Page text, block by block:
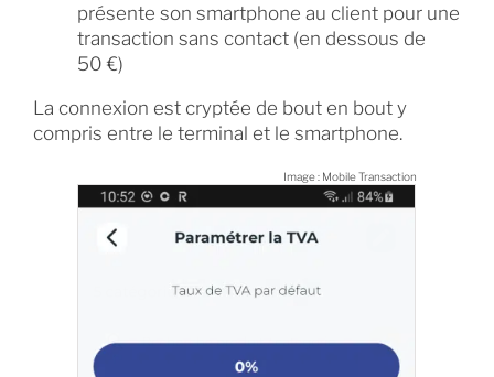
présente son smartphone au client pour une
transaction sans contact (en dessous de
50 €)
La connexion est cryptée de bout en bout y
compris entre le terminal et le smartphone.
Image : Mobile Transaction